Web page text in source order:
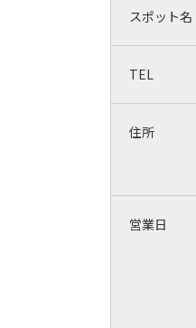
スポット名
TEL
住所
営業日